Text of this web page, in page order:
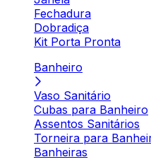
Fechadura
Dobradiça
Kit Porta Pronta
Banheiro
Vaso Sanitário
Cubas para Banheiro
Assentos Sanitários
Torneira para
Banheiras